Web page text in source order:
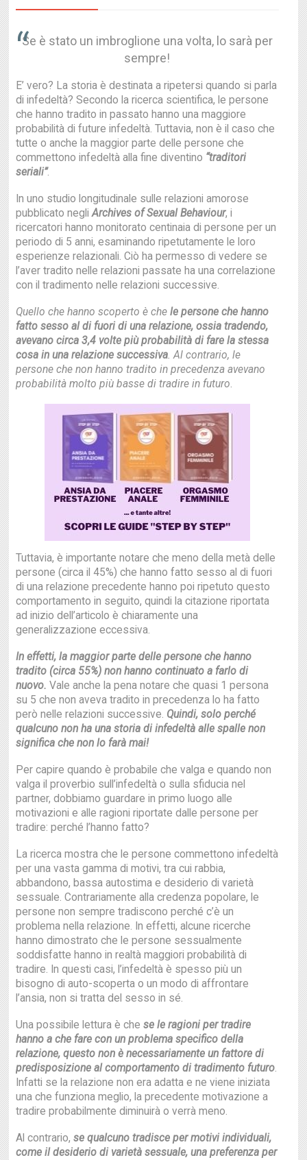
Se è stato un imbroglione una volta, lo sarà per
sempre!
E’ vero? La storia è destinata a ripetersi quando si parla
di infedeltà? Secondo la ricerca scientifica, le persone
che hanno tradito in passato hanno una maggiore
probabilità di future infedeltà. Tuttavia, non è il caso che
tutte o anche la maggior parte delle persone che
commettono infedeltà alla fine diventino “traditori
seriali”.
In uno studio longitudinale sulle relazioni amorose
pubblicato negliArchives of Sexual Behaviour, i
ricercatori hanno monitorato centinaia di persone per un
periodo di 5 anni, esaminando ripetutamente le loro
esperienze relazionali. Ciò ha permesso di vedere se
l’aver tradito nelle relazioni passate ha una correlazione
con il tradimento nelle relazioni successive.
Quello che hanno scoperto è chele persone che hanno
fatto sesso al di fuori di una relazione, ossia tradendo,
avevano circa 3,4 volte più probabilità di fare la stessa
cosa in una relazione successiva. Al contrario, le
persone che non hanno tradito in precedenza avevano
probabilità molto più basse di tradire in futuro.
Tuttavia, è importante notare che meno della metà delle
persone (circa il 45%) che hanno fatto sesso al di fuori
di una relazione precedente hanno poi ripetuto questo
comportamento in seguito, quindi la citazione riportata
ad inizio dell’articolo è chiaramente una
generalizzazione eccessiva.
In effetti, la maggior parte delle persone che hanno
tradito (circa 55%) non hanno continuato a farlo di
nuovo.Vale anche la pena notare che quasi 1 persona
su 5 che non aveva tradito in precedenza lo ha fatto
però nelle relazioni successive. Quindi, solo perché
qualcuno non ha una storia di infedeltà alle spalle non
significa che non lo farà mai!
Per capire quando è probabile che valga e quando non
valga il proverbio sull’infedeltà o sulla sfiducia nel
partner, dobbiamo guardare in primo luogo alle
motivazioni e alle ragioni riportate dalle persone per
tradire: perché l’hanno fatto?
La ricerca mostra che le persone commettono infedeltà
per una vasta gamma di motivi, tra cui rabbia,
abbandono, bassa autostima e desiderio di varietà
sessuale. Contrariamente alla credenza popolare, le
persone non sempre tradiscono perché c’è un
problema nella relazione. In effetti, alcune ricerche
hanno dimostrato che le persone sessualmente
soddisfatte hanno in realtà maggiori probabilità di
tradire. In questi casi, l’infedeltà è spesso più un
bisogno di auto-scoperta o un modo di affrontare
l’ansia, non si tratta del sesso in sé.
Una possibile lettura è chese le ragioni per tradire
hanno a che fare con un problema specifico della
relazione, questo non è necessariamente un fattore di
predisposizione al comportamento di tradimento futuro.
Infatti se la relazione non era adatta e ne viene iniziata
una che funziona meglio, la precedente motivazione a
tradire probabilmente diminuirà o verrà meno.
Al contrario,se qualcuno tradisce per motivi individuali,
come il desiderio di varietà sessuale, una preferenza per